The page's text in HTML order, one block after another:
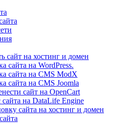
сайт на хостинг и домен
сайта на WordPress.
сайта на CMS ModX
сайта на CMS Joomla
сайт на OpenCart
на DataLife Engine
сайта на хостинг и домен